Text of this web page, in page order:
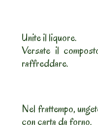
Unite il liquore.
Versate il
raffreddare.
Nel frattempo,
con carta da forno.